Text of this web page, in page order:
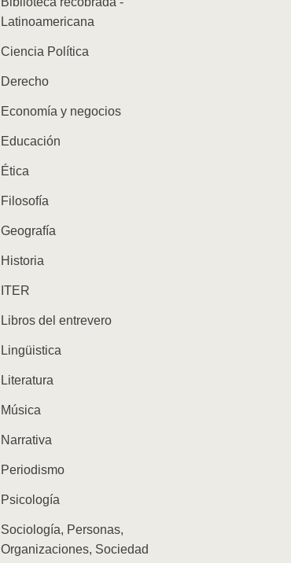
Latinoamericana
Ciencia Política
Derecho
Economía y negocios
Educación
Ética
Filosofía
Geografía
Historia
ITER
Libros del entrevero
Lingüistica
Literatura
Música
Narrativa
Periodismo
Psicología
Sociología, Personas,
Organizaciones, Sociedad